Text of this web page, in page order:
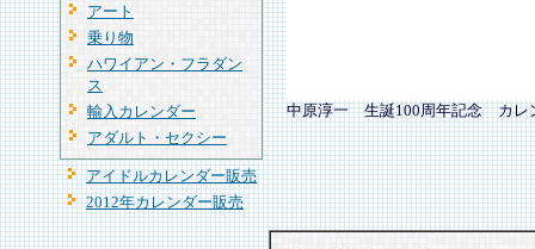
アート
乗り物
ハワイアン・フラダン
ス
輸入カレンダー
アダルト・セクシー
アイドルカレンダー販売
2012年カレンダー販売
中原淳一 生誕100周年記念 カレ